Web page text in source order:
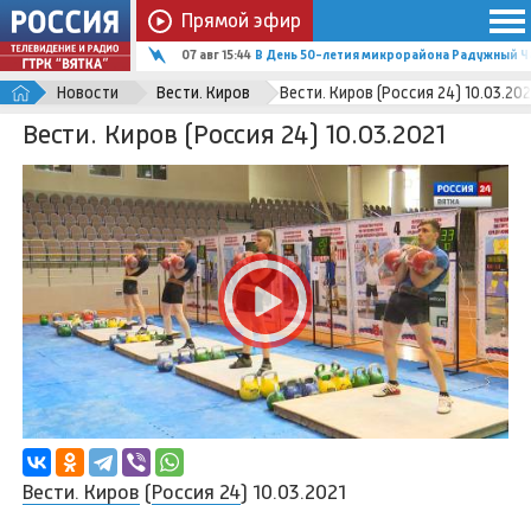
Прямой эфир
07 авг 15:44 В День 50-летия микрорайона Радужный
Новости Вести. Киров Вести. Киров (Россия 24)
Вести. Киров (Россия 24) 10.03.2021
Вести. Киров (Россия 24) 10.03.2021